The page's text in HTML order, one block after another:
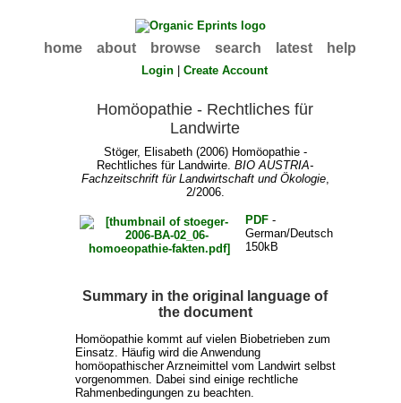
home about browse search latest help
Login |Create Account
Homöopathie - Rechtliches für
Landwirte
Stöger, Elisabeth(2006) Homöopathie -
Rechtliches für Landwirte.BIO AUSTRIA-
Fachzeitschrift für Landwirtschaft und Ökologie,
2/2006.
PDF-
German/Deutsch
150kB
Summary in the original language of
the document
Homöopathie kommt auf vielen Biobetrieben zum
Einsatz. Häufig wird die Anwendung
homöopathischer Arzneimittel vom Landwirt selbst
vorgenommen. Dabei sind einige rechtliche
Rahmenbedingungen zu beachten.